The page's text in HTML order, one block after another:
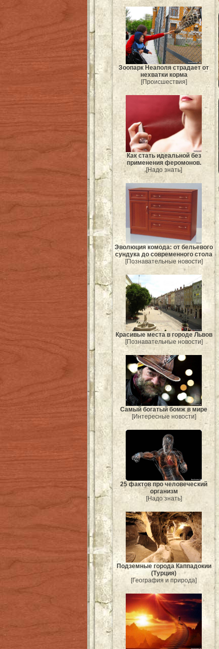
Зоопарк Неаполя страдает от
нехватки корма
[Происшествия]
Как стать идеальной без
применения феромонов.
[Надо знать]
Эволюция комода: от бельевого
сундука до современного стола
[Познавательные новости]
Красивые места в городе Львов
[Познавательные новости]
Самый богатый бомж в мире
[Интересные новости]
25 фактов про человеческий
организм
[Надо знать]
Подземные города Каппадокии
(Турция)
[География и природа]